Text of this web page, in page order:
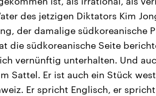
des jetzigen Diktators Kim
der damalige südkoreanische
die südkoreanische Seite
vernünftig unterhalten. Und
Sattel. Er ist auch ein Stück
Er spricht Englisch, er